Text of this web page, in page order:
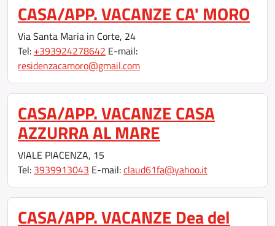
CASA/APP. VACANZE CA' MORO
Via Santa Maria in Corte, 24
Tel: +393924278642 E-mail:
residenzacamoro@gmail.com
CASA/APP. VACANZE CASA
AZZURRA AL MARE
VIALE PIACENZA, 15
Tel: 3939913043 E-mail:claud61fa@yahoo.it
CASA/APP. VACANZE Dea del